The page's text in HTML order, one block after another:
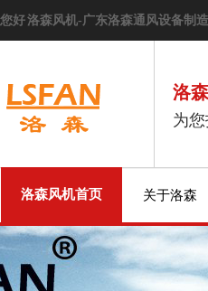
您好 洛森风机-广东洛森通风设备制
洛
为
洛森风机首页 关于洛森